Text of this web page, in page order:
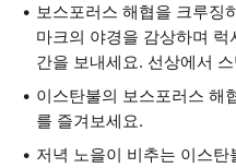
보스포러스 해협을 크루징
마크의 야경을 감상하며
간을 보내세요. 선상에서
이스탄불의 보스포러스 해
를 즐겨보세요.
저녁 노을이 비추는 이스